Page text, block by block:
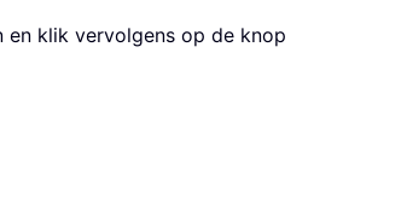
en klik vervolgens op de knop